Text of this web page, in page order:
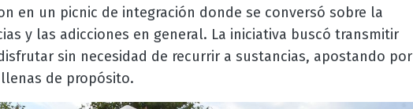
en un picnic de integración donde se conversó sobre la
y las adicciones en general. La iniciativa buscó transmitir
sin necesidad de recurrir a sustancias, apostando por
de propósito.